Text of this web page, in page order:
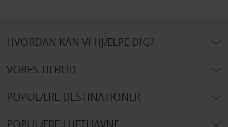
HVORDAN KAN VI HJÆLPE DIG?
VORES TILBUD
POPULÆRE DESTINATIONER
POPULÆRE LUFTHAVNE